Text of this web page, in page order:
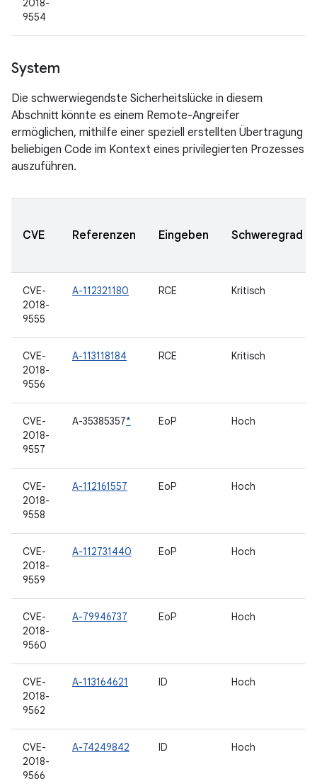
2018-
9554
System
Die schwerwiegendste Sicherheitslücke in diesem
Abschnitt könnte es einem Remote-Angreifer
ermöglichen, mithilfe einer speziell erstellten Übertragung
beliebigen Code im Kontext eines privilegierten Prozesses
auszuführen.
CVE Referenzen Eingeben Schweregrad
CVE-
2018-
9555
A-112321180 RCE Kritisch
CVE-
2018-
9556
A-113118184 RCE Kritisch
CVE-
2018-
9557
A-35385357* EoP Hoch
CVE-
2018-
9558
A-112161557 EoP Hoch
CVE-
2018-
9559
A-112731440 EoP Hoch
CVE-
2018-
9560
A-79946737 EoP Hoch
CVE-
2018-
9562
A-113164621 ID Hoch
CVE-
2018-
9566
A-74249842 ID Hoch